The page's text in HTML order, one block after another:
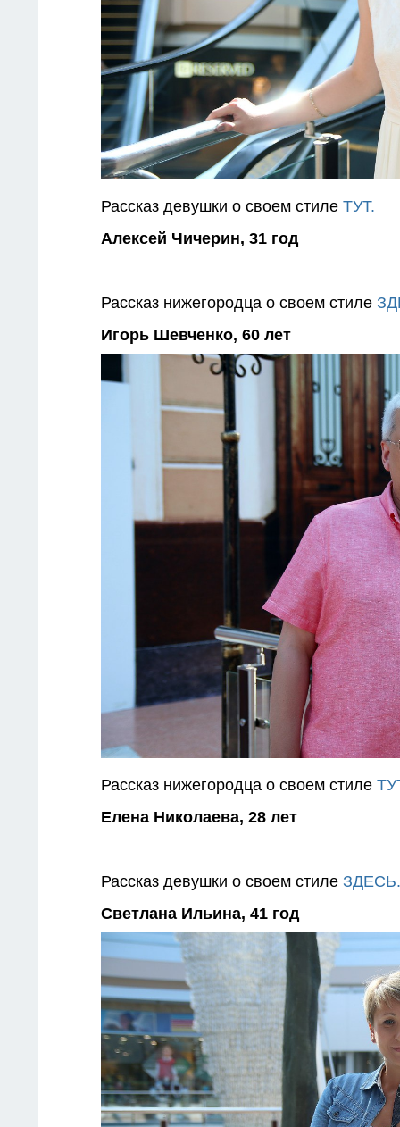
Рассказ девушки о своем стиле ТУТ.
Алексей Чичерин, 31 год
Рассказ нижегородца о своем стиле
Игорь Шевченко, 60 лет
Рассказ нижегородца о своем стиле
Елена Николаева, 28 лет
Рассказ девушки о своем стиле ЗДЕСЬ.
Светлана Ильина, 41 год